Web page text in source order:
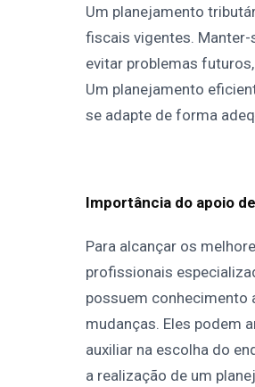
Um planejamento
fiscais vigentes.
evitar problemas
Um planejamento
se adapte de forma
Importância do apoio
Para alcançar os
profissionais
possuem conhecimento
mudanças. Eles podem
auxiliar na escolha do
a realização de um